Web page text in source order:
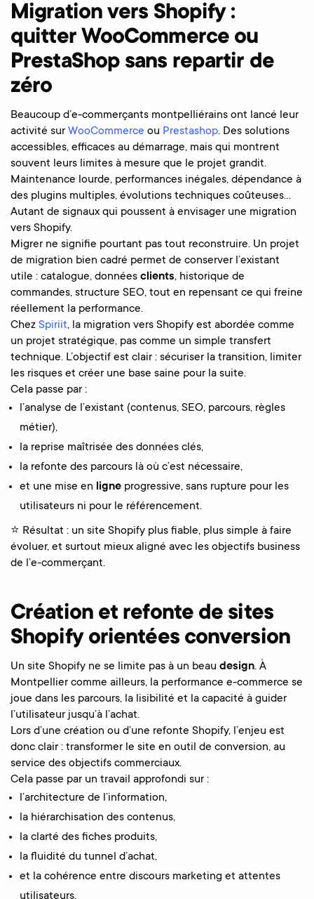
Migration vers Shopify :
quitter WooCommerce ou
PrestaShop sans repartir de
zéro
Beaucoup d’e-commerçants montpelliérains ont lancé leur
activité sur WooCommerce ou Prestashop. Des solutions
accessibles, efficaces au démarrage, mais qui montrent
souvent leurs limites à mesure que le projet grandit.
Maintenance lourde, performances inégales, dépendance à
des plugins multiples, évolutions techniques coûteuses…
Autant de signaux qui poussent à envisager une migration
vers Shopify.
Migrer ne signifie pourtant pas tout reconstruire. Un projet
de migration bien cadré permet de conserver l’existant
utile : catalogue, données clients, historique de
commandes, structure SEO, tout en repensant ce qui freine
réellement la performance.
Chez Spiriit, la migration vers Shopify est abordée comme
un projet stratégique, pas comme un simple transfert
technique. L’objectif est clair : sécuriser la transition, limiter
les risques et créer une base saine pour la suite.
Cela passe par :
l’analyse de l’existant (contenus, SEO, parcours, règles
métier),
la reprise maîtrisée des données clés,
la refonte des parcours là où c’est nécessaire,
et une mise en ligneprogressive, sans rupture pour les
utilisateurs ni pour le référencement.
⭐ Résultat : un site Shopify plus fiable, plus simple à faire
évoluer, et surtout mieux aligné avec les objectifs business
de l’e-commerçant.
Création et refonte de sites
Shopify orientées conversion
Un site Shopify ne se limite pas à un beau design. À
Montpellier comme ailleurs, la performance e-commerce se
joue dans les parcours, la lisibilité et la capacité à guider
l’utilisateur jusqu’à l’achat.
Lors d’une création ou d’une refonte Shopify, l’enjeu est
donc clair : transformer le site en outil de conversion, au
service des objectifs commerciaux.
Cela passe par un travail approfondi sur :
l’architecture de l’information,
la hiérarchisation des contenus,
la clarté des fiches produits,
la fluidité du tunnel d’achat,
et la cohérence entre discours marketing et attentes
utilisateurs.